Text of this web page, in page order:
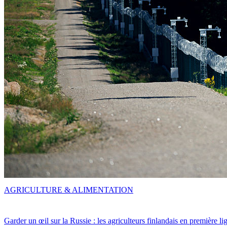
Garder un œil sur la Russie : les agriculteurs finlandais en première
AGRICULTURE & ALIMENTATION